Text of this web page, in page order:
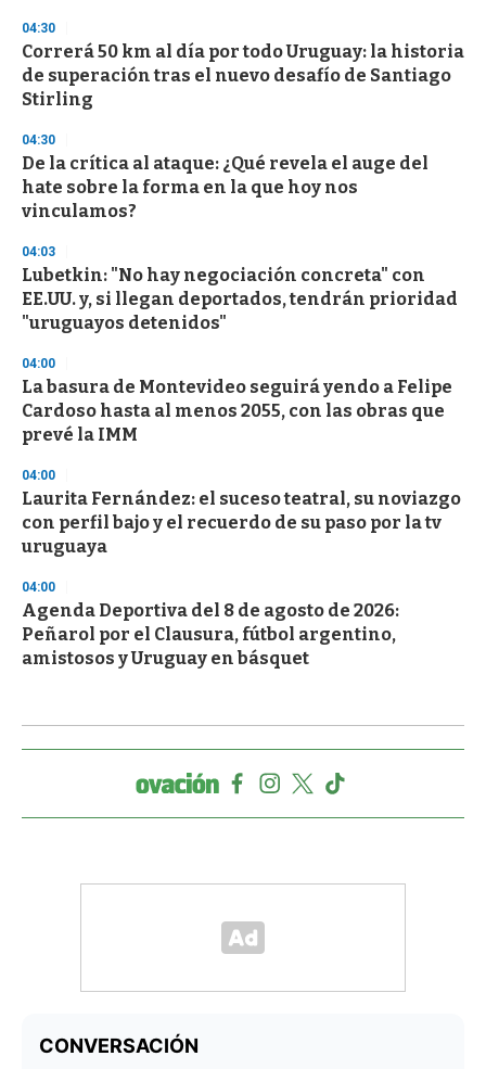
d
s
04:30
Correrá 50 km al día por todo Uruguay: la historia
de superación tras el nuevo desafío de Santiago
Stirling
04:30
De la crítica al ataque: ¿Qué revela el auge del
hate sobre la forma en la que hoy nos
vinculamos?
04:03
Lubetkin: "No hay negociación concreta" con
EE.UU. y, si llegan deportados, tendrán prioridad
"uruguayos detenidos"
04:00
La basura de Montevideo seguirá yendo a Felipe
Cardoso hasta al menos 2055, con las obras que
prevé la IMM
04:00
Laurita Fernández: el suceso teatral, su noviazgo
con perfil bajo y el recuerdo de su paso por la tv
uruguaya
04:00
Agenda Deportiva del 8 de agosto de 2026:
Peñarol por el Clausura, fútbol argentino,
amistosos y Uruguay en básquet